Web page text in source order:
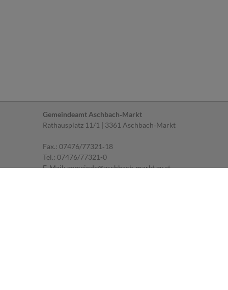
Gemeindeamt Aschbach‐Markt
Rathausplatz 11/1 | 3361 Aschbach‐Markt
Fax.: 07476/77321‐18
Tel.: 07476/77321-0
E‐Mail:gemeinde@aschbach-markt.gv.at